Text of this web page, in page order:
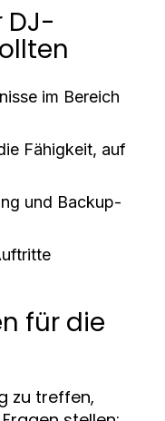
DJ-
im Bereich
Fähigkeit, auf
und Backup-
für die
zu treffen,